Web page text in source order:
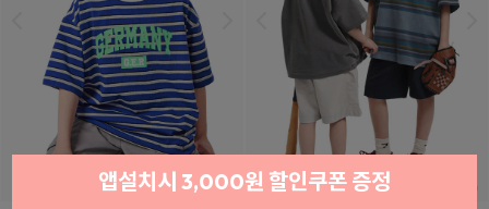
앱설치시 3,000원 할인쿠폰 증정